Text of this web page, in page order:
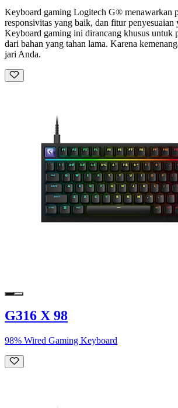
Keyboard gaming Logitech G® menawarkan
responsivitas yang baik, dan fitur penyesuaian
Keyboard gaming ini dirancang khusus untuk
dari bahan yang tahan lama. Karena
jari Anda.
G316 X 98
98% Wired Gaming Keyboard